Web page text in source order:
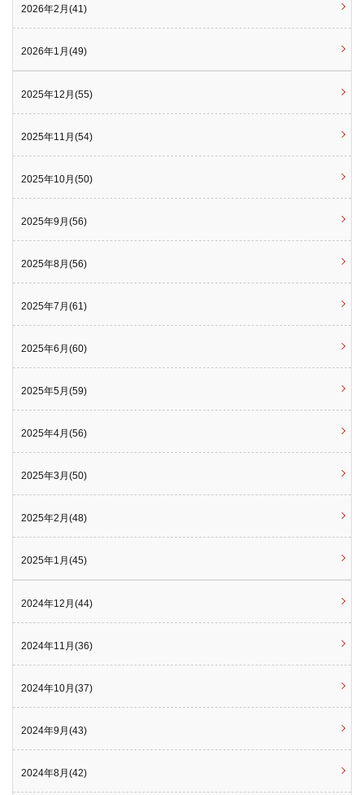
2026年2月(41)
2026年1月(49)
2025年12月(55)
2025年11月(54)
2025年10月(50)
2025年9月(56)
2025年8月(56)
2025年7月(61)
2025年6月(60)
2025年5月(59)
2025年4月(56)
2025年3月(50)
2025年2月(48)
2025年1月(45)
2024年12月(44)
2024年11月(36)
2024年10月(37)
2024年9月(43)
2024年8月(42)